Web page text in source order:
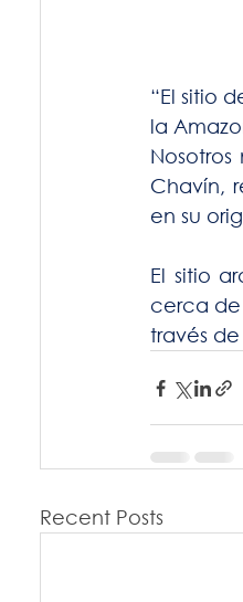
“El sitio
la
Chavín,
en su
El sitio
cerca de
través
Recent Posts